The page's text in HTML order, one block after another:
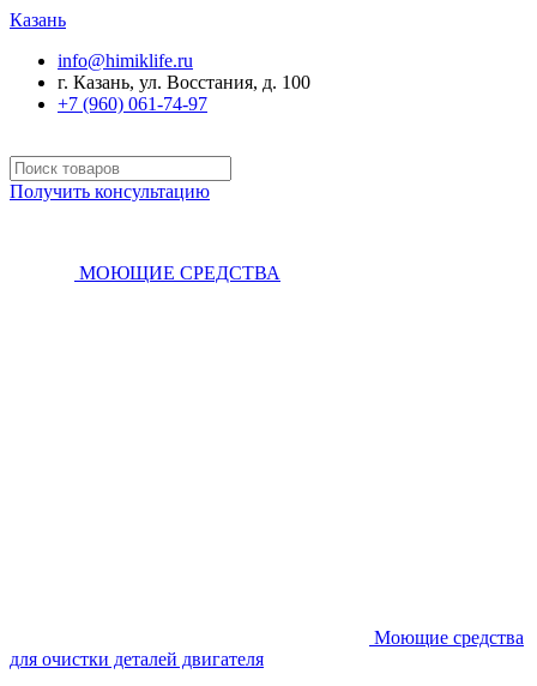
Казань
info@himiklife.ru
г. Казань, ул. Восстания, д. 100
+7 (960) 061-74-97
Получить консультацию
МОЮЩИЕ СРЕДСТВА
Моющие средства
для очистки деталей двигателя